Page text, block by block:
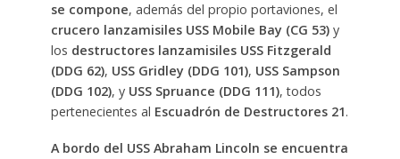
se compone, además del propio portaviones, el
crucero lanzamisiles USS Mobile Bay (CG 53)y
los destructores lanzamisiles USS Fitzgerald
(DDG 62), USS Gridley (DDG 101), USS Sampson
(DDG 102), y USS Spruance (DDG 111), todos
pertenecientes al Escuadrón de Destructores 21.
A bordo del USS Abraham Lincoln se encuentra